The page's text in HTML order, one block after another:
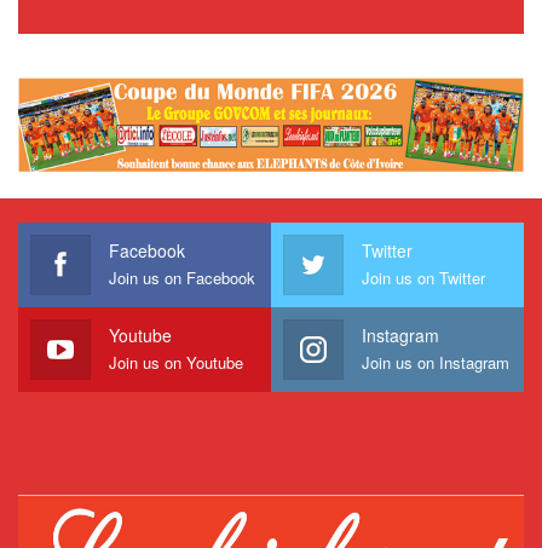
Facebook
Join us on Facebook
Twitter
Join us on Twitter
Youtube
Join us on Youtube
Instagram
Join us on Instagram